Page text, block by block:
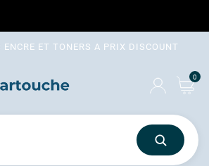
ENCRE ET TONERS A PRIX DISCOUNT
0